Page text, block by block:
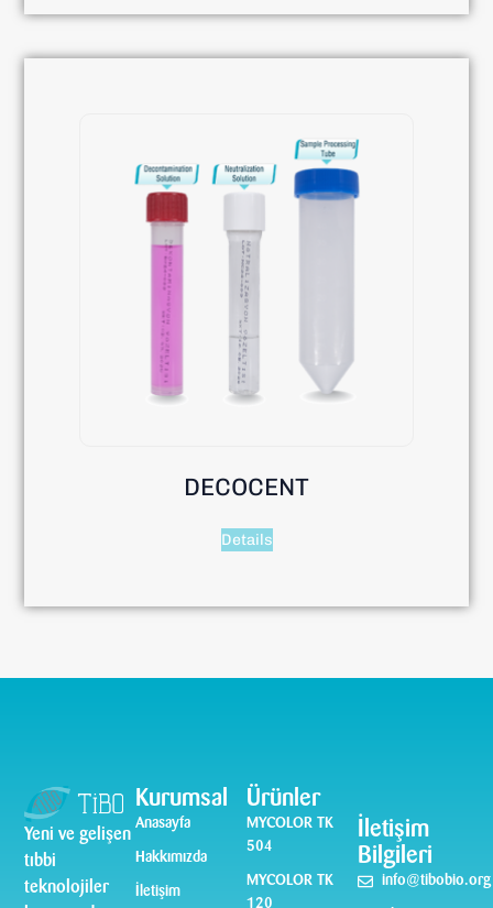
DECOCENT
Details
Yeni ve gelişen
tıbbi
teknolojiler
Kurumsal
Anasayfa
Hakkımızda
İletişim
Ürünler
MYCOLOR TK
504
MYCOLOR TK
120
İletişim
Bilgileri
info@tibobio.org